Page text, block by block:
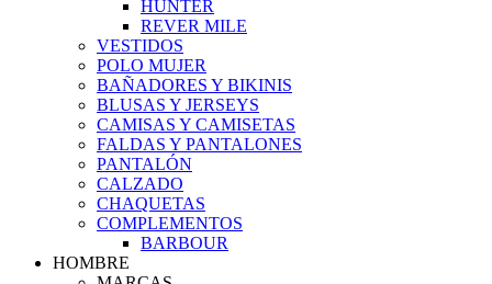
HUNTER
REVER MILE
VESTIDOS
POLO MUJER
BAÑADORES Y BIKINIS
BLUSAS Y JERSEYS
CAMISAS Y CAMISETAS
FALDAS Y PANTALONES
PANTALÓN
CALZADO
CHAQUETAS
COMPLEMENTOS
BARBOUR
HOMBRE